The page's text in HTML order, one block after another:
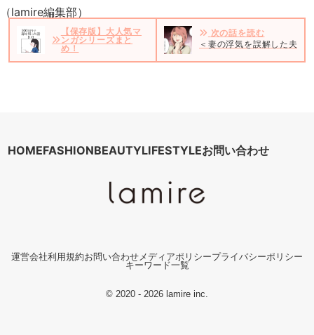
（lamire編集部）
【保存版】大人気マ
ンガシリーズまと
め！
次の話を読む
＜妻の浮気を誤解した夫の
HOMEFASHIONBEAUTYLIFESTYLEお問い合わせ
運営会社利用規約お問い合わせメディアポリシープライバシーポリシー
キーワード一覧
© 2020 - 2026 lamire inc.